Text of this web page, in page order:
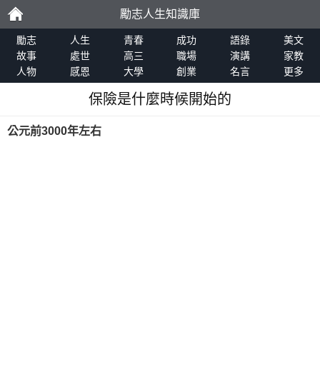
勵
志
勵志人生知識庫
勵志 人生 青春 成功 語錄
美文
故事
處世 高三 職場 演講
家教
人物
感恩 大學 創業 名言 更多
保險是什麼時候開始的
公元前3000年左右